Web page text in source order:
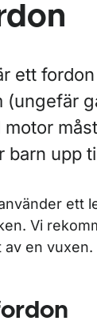
eller sälja
avgifter
och
ett
(ungefär
barn upp
ett
Vi
en vuxen.